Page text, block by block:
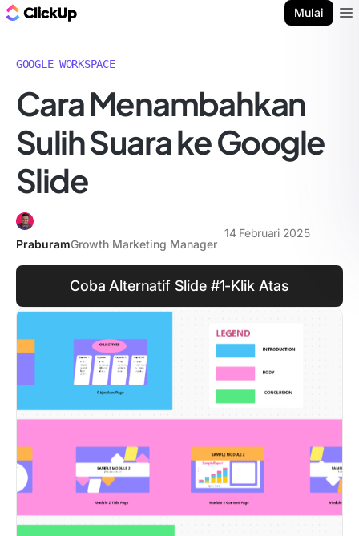
Mulai
GOOGLE WORKSPACE
Cara Menambahkan
Sulih Suara ke Google
Slide
PraburamGrowth Marketing Manager
14 Februari 2025
Coba Alternatif Slide #1-Klik Atas